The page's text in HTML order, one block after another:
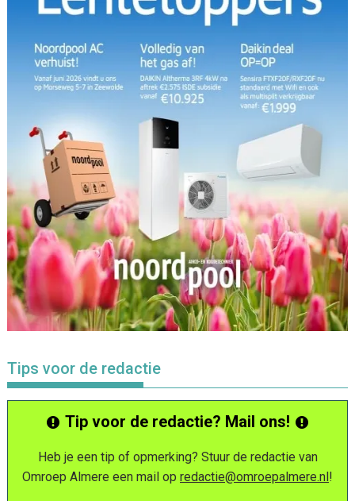
Tips voor de redactie
Tip voor de redactie? Mail ons!
Heb je een tip of opmerking? Stuur de redactie van
Omroep Almere een mail op redactie@omroepalmere.nl!